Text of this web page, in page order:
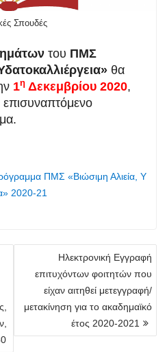
Σπουδές
του ΠΜΣ
θα
1η Δεκεμβρίου 2020,
ΠΜΣ «Βιώσιμη Αλιεία, Υ
2020-21
Ηλεκτρονική Εγγραφή
επιτυχόντων φοιτητών που
είχαν αιτηθεί μετεγγραφή/
μετακίνηση για το ακαδημαϊκό
έτος 2020-2021